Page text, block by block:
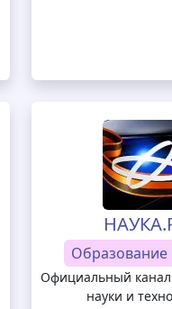
Образование
Официальный канал
науки и